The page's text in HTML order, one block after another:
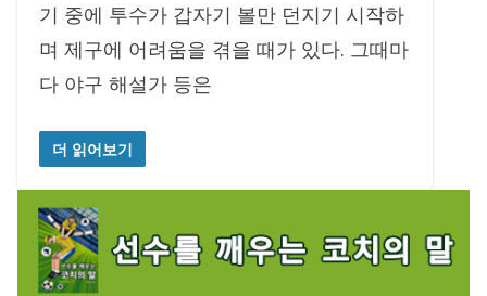
기 중에 투수가 갑자기 볼만 던지기 시작하
며 제구에 어려움을 겪을 때가 있다. 그때마
다 야구 해설가 등은
더 읽어보기